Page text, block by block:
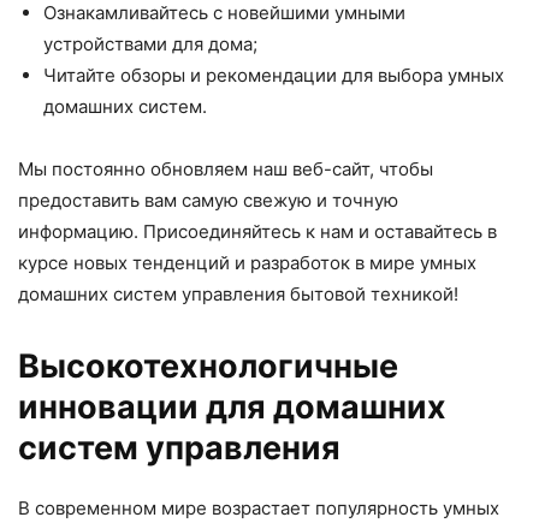
Ознакамливайтесь с новейшими умными
устройствами для дома;
Читайте обзоры и рекомендации для выбора умных
домашних систем.
Мы постоянно обновляем наш веб-сайт, чтобы
предоставить вам самую свежую и точную
информацию. Присоединяйтесь к нам и оставайтесь в
курсе новых тенденций и разработок в мире умных
домашних систем управления бытовой техникой!
Высокотехнологичные
инновации для домашних
систем управления
В современном мире возрастает популярность умных